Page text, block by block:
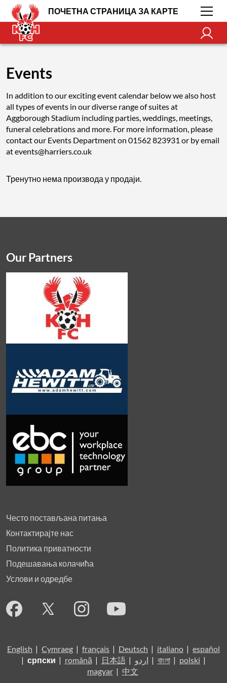
ПОЧЕТНА СТРАНИЦА ЗА КАРТЕ
Events
In addition to our exciting event calendar below we also host
all types of events in our diverse range of suites at
Aggborough Stadium including parties, weddings, meetings,
funeral celebrations and more. For more information, please
contact our Events Department on 01562 823931 or by email
at events@harriers.co.uk
Тренутно нема производа у продаји.
Често постављана питања
Контактирајте нас
Политика приватности
Подешавања колачића
Услови и одредбе
Our Partners
English | Cymraeg | français | Deutsch | italiano | español
| српски | română | 日本語| اردو | বাংলা| polski |
magyar| 中文